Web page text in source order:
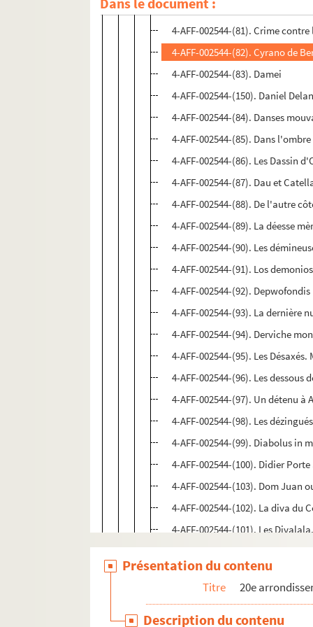
4-AFF-002544-(165). Créatures
4-AFF-002544-(81). Crime
4-AFF-002544-(82). Cyrano de
4-AFF-002544-(83). Damei
4-AFF-002544-(150). Daniel
4-AFF-002544-(84). Danses
4-AFF-002544-(85). Dans
4-AFF-002544-(86). Les Dassin
4-AFF-002544-(87). Dau et
4-AFF-002544-(88). De l'autre
4-AFF-002544-(89). La déesse
4-AFF-002544-(90). Les
4-AFF-002544-(91). Los demonios
4-AFF-002544-(92). Depwofondis
4-AFF-002544-(93). La dernière
4-AFF-002544-(94). Derviche
4-AFF-002544-(95). Les Désaxés.
4-AFF-002544-(96). Les dessous
4-AFF-002544-(97). Un détenu à
4-AFF-002544-(98). Les
4-AFF-002544-(99). Diabolus in
4-AFF-002544-(100). Didier
4-AFF-002544-(103). Dom Juan
4-AFF-002544-(102). La diva du
4-AFF-002544-(101). Les
4-AFF-002544-(106). Dorian Gray
4-AFF-002544-(333). Duarte. La
4-AFF-002544-(107). La duchesse
Présentation du contenu
Titre 20e
Description du contenu